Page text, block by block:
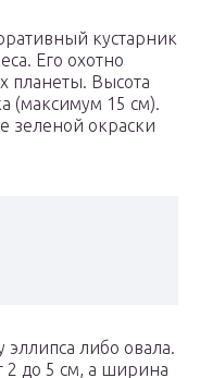
кустарник
Его охотно
планеты. Высота
(максимум 15 см).
зеленой окраски
либо овала.
2 до 5 см, а ширина